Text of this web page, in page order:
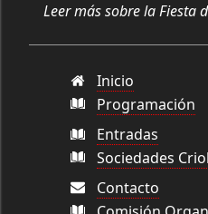
Leer más sobre la Fiesta
Inicio
Programación
Entradas
Sociedades
Contacto